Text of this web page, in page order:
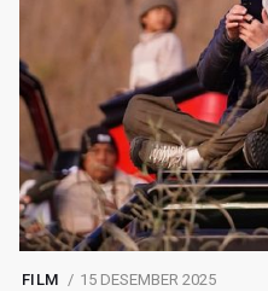
FILM 15 DESEMBER 2025